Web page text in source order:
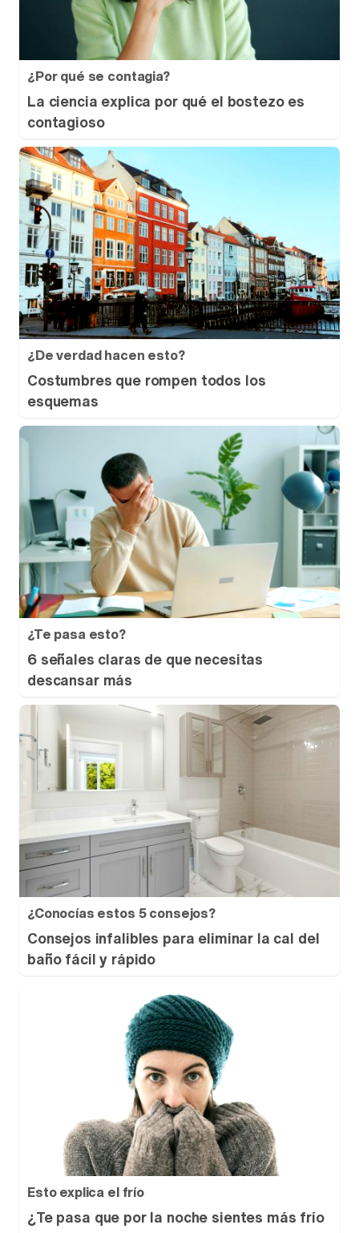
¿Por qué se contagia?
La ciencia explica por qué el bostezo es
contagioso
¿De verdad hacen esto?
Costumbres que rompen todos los
esquemas
¿Te pasa esto?
6 señales claras de que necesitas
descansar más
¿Conocías estos 5 consejos?
Consejos infalibles para eliminar la cal del
baño fácil y rápido
Esto explica el frío
¿Te pasa que por la noche sientes más frío